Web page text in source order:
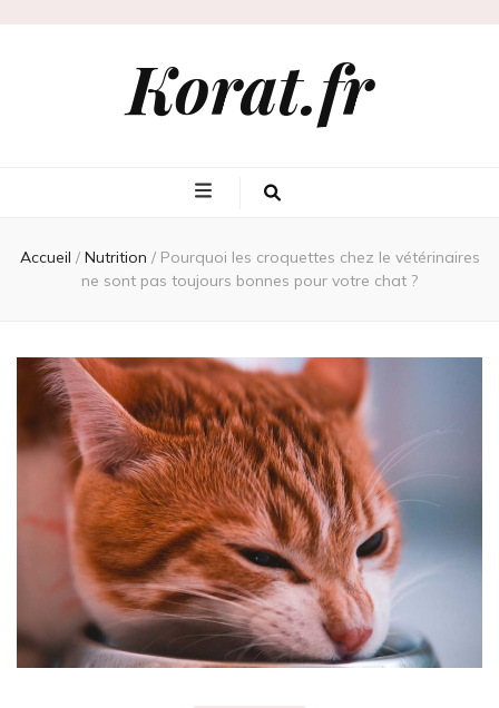
Korat.fr
Accueil / Nutrition / Pourquoi les croquettes chez le vétérinaires
ne sont pas toujours bonnes pour votre chat ?